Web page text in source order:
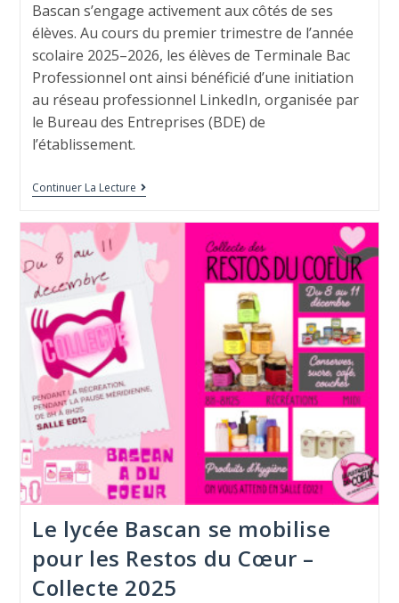
Bascan s’engage activement aux côtés de ses
élèves. Au cours du premier trimestre de l’année
scolaire 2025–2026, les élèves de Terminale Bac
Professionnel ont ainsi bénéficié d’une initiation
au réseau professionnel LinkedIn, organisée par
le Bureau des Entreprises (BDE) de
l’établissement.
Continuer La Lecture
Le lycée Bascan se mobilise
pour les Restos du Cœur –
Collecte 2025